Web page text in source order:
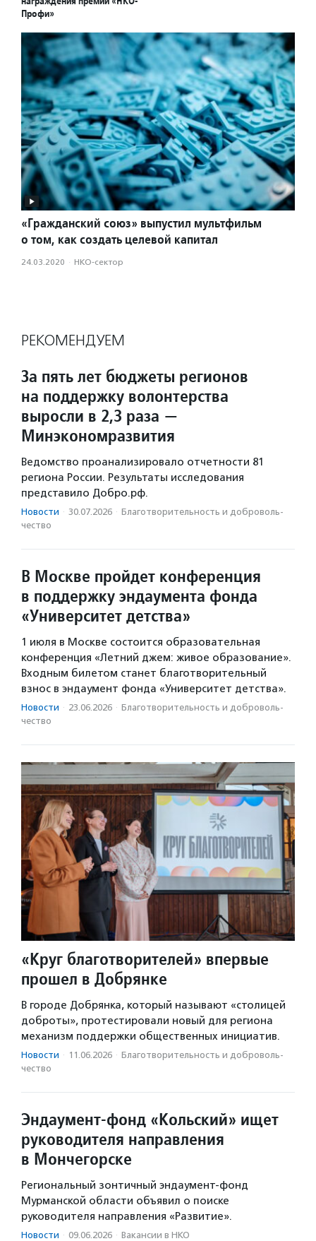
Профи»
«Гражданский союз» выпустил мультфильм
о том, как создать целевой капитал
24.03.2020 · НКО-сектор
РЕКОМЕНДУЕМ
За пять лет бюджеты регионов
на поддержку волонтерства
выросли в 2,3 раза —
Минэкономразвития
Ведомство проанализировало отчетности 81
региона России. Результаты исследования
представило Добро.рф.
Новости · 30.07.2026 · Благотвори­тель­ность и доброволь­
чест­во
В Москве пройдет конференция
в поддержку эндаумента фонда
«Университет детства»
1 июля в Москве состоится образовательная
конференция «Летний джем: живое образование».
Входным билетом станет благотворительный
взнос в эндаумент фонда «Университет детства».
Новости · 23.06.2026 · Благотвори­тель­ность и доброволь­
чест­во
«Круг благотворителей» впервые
прошел в Добрянке
В городе Добрянка, который называют «столицей
доброты», протестировали новый для региона
механизм поддержки общественных инициатив.
Новости · 11.06.2026 · Благотвори­тель­ность и доброволь­
чест­во
Эндаумент-фонд «Кольский» ищет
руководителя направления
в Мончегорске
Региональный зонтичный эндаумент-фонд
Мурманской области объявил о поиске
руководителя направления «Развитие».
Новости · 09.06.2026 · Вакансии в НКО